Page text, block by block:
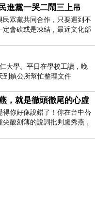
進黨一哭二鬧三上吊
民眾黨共同合作，只要遇到不
定會砍或是凍結，最近文化部
plus預算，在110年
大學。平日在學校工讀，晚
到鎮公所幫忙整理文件
，就是徹頭徹尾的心虛
得你好像說錯了！你在台中替
酸刻薄的說詞批判盧秀燕，
其邁，甚至還說盧